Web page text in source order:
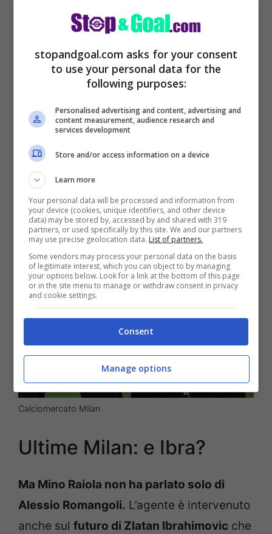
Ma attenzione anche a De Ligt. In estate si
attiverà una clausola nel suo contratto che
potrebbe permettere a diversi club di
prelevarlo.
Calciomercato Milan
Ultime Milan: e Ibra?
Ma Mino Raiola non ha parlato solo di
Alessio Romangoli. L’agente è intervenuto
anche sul futuro di Zlatan Ibrahimovic che
stopandgoal.com asks for your consent
to use your personal data for the
following purposes:
Personalised advertising and content, advertising and
content measurement, audience research and
services development
Store and/or access information on a device
Learn more
Your personal data will be processed and information from
your device (cookies, unique identifiers, and other device
data) may be stored by, accessed by and shared with 319
partners, or used specifically by this site. We and our partners
may use precise geolocation data. List of partners.
Some vendors may process your personal data on the basis
of legitimate interest, which you can object to by managing
your options below. Look for a link at the bottom of this page
or in the site menu to manage or withdraw consent in privacy
and cookie settings.
Consent
Manage options